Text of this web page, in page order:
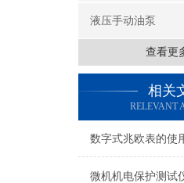
液压手动油泵
查看更
相关
RELEVANT